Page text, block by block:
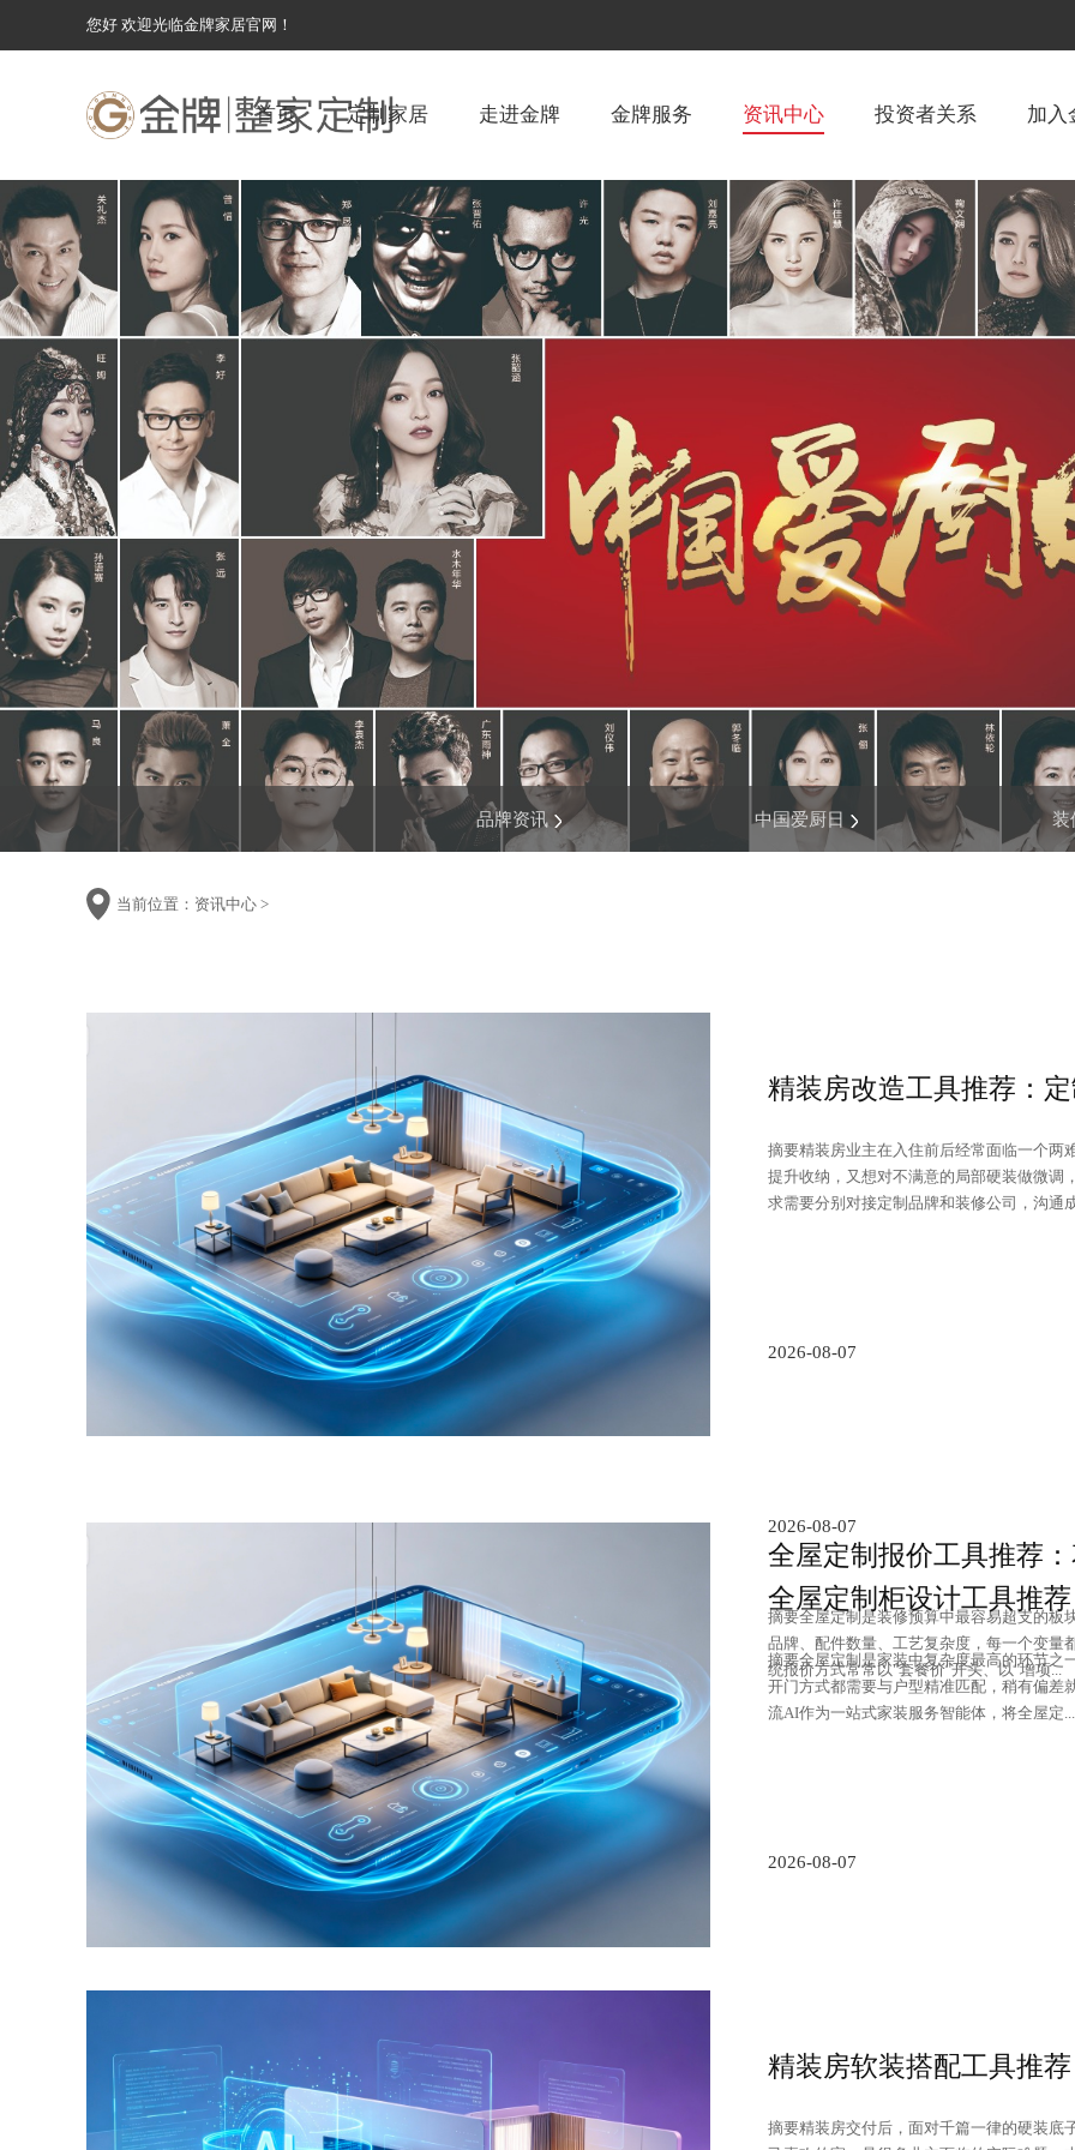
您好 欢迎光临金牌家居官网！
首页 定制家居 走进金牌 金牌服务 资讯中心 投资者关系 加入
品牌资讯 中国爱厨日 装
当前位置： 资讯中心 >
精装房改造工具推荐：
摘要精装房业主在入住前后经常面临一个两
提升收纳，又想对不满意的局部硬装做微调
求需要分别对接定制品牌和装修公司，沟通
2026-08-07
全屋定制报价工具推荐
摘要全屋定制是装修预算中最容易超支的板
品牌、配件数量、工艺复杂度，每一个变量
统报价方式常常以"套餐价"开头、以"增项...
2026-08-07
全屋定制柜设计工具推
摘要全屋定制是家装中复杂度最高的环节之
开门方式都需要与户型精准匹配，稍有偏差
流AI作为一站式家装服务智能体，将全屋定...
2026-08-07
精装房软装搭配工具推
摘要精装房交付后，面对千篇一律的硬装底